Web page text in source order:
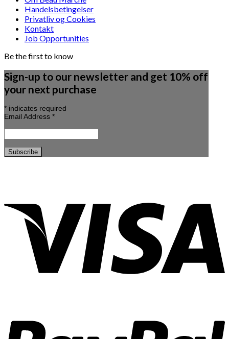
Handelsbetingelser
Privatliv og Cookies
Kontakt
Job Opportunities
Be the first to know
Sign-up to our newsletter and get 10% off
your next purchase
* indicates required
Email Address *